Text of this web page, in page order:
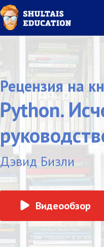
Рецензия на
Python.
Дэвид Бизли
Видеообзор